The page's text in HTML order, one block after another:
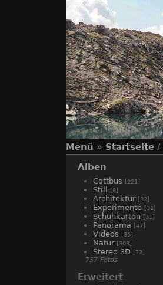
Menü » Startseite /
Alben
Cottbus [221]
Still [8]
Architektur [32]
Experimente [31]
Schuhkarton [31]
Panorama [47]
Videos [35]
Natur [309]
Stereo 3D [72]
737 Fotos
Erweitert